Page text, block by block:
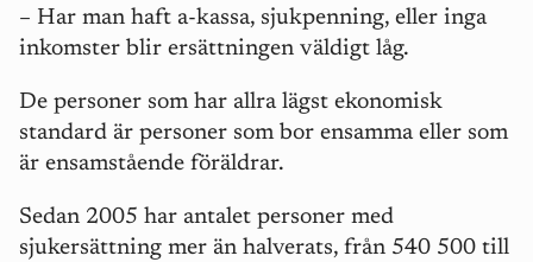
– Har man haft a-kassa, sjukpenning, eller inga
inkomster blir ersättningen väldigt låg.
De personer som har allra lägst ekonomisk
standard är personer som bor ensamma eller som
är ensamstående föräldrar.
Sedan 2005 har antalet personer med
sjukersättning mer än halverats, från 540 500 till